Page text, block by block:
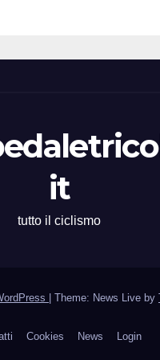
Gatti
it
tutto il ciclismo
| Theme: News Live by
Cookies News Login